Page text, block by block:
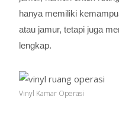
hanya memiliki
atau jamur, tetapi juga
lengkap.
Vinyl Kamar Operasi